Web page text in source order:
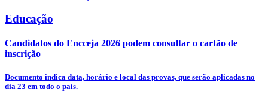
Educação
Candidatos do Encceja 2026 podem consultar o cartão de
inscrição
Documento indica data, horário e local das provas, que serão aplicadas no
dia 23 em todo o país.